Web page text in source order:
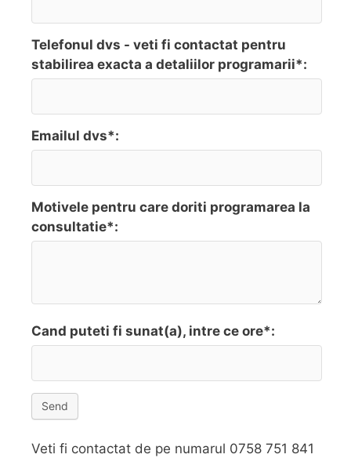
Telefonul dvs - veti fi contactat pentru
stabilirea exacta a detaliilor programarii*:
Emailul dvs*:
Motivele pentru care doriti programarea la
consultatie*:
Cand puteti fi sunat(a), intre ce ore*:
Send
Veti fi contactat de pe numarul 0758 751 841